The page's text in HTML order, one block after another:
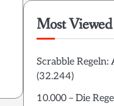
Most Viewed
Scrabble Regeln:
(32.244)
10.000 – Die